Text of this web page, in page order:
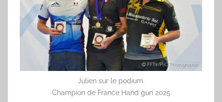
Julien sur le podium.
Champion de France Hand gun 2025